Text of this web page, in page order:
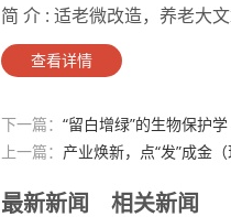
简 介 : 适老微改造，养老大
查看详情
下一篇： “留白增绿”的生物保护
上一篇： 产业焕新，点“发”成金
最新新闻 相关新闻